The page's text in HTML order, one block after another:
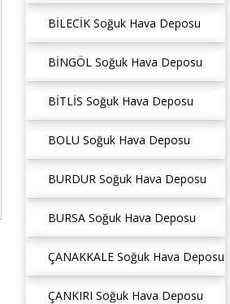
BİLECİK Soğuk Hava Deposu
BİNGÖL Soğuk Hava Deposu
BİTLİS Soğuk Hava Deposu
BOLU Soğuk Hava Deposu
BURDUR Soğuk Hava Deposu
BURSA Soğuk Hava Deposu
ÇANAKKALE Soğuk Hava Deposu
ÇANKIRI Soğuk Hava Deposu